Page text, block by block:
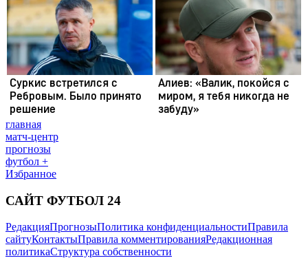
главная
матч-центр
прогнозы
футбол +
Избранное
САЙТ ФУТБОЛ 24
РедакцияПрогнозыПолитика конфиденциальностиПравила
сайтуКонтактыПравила комментированияРедакционная
политикаСтруктура собственности